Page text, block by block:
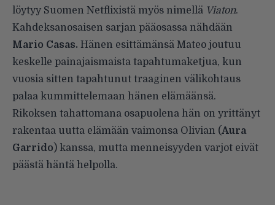
löytyy Suomen Netflixistä myös nimellä Viaton.
Kahdeksanosaisen sarjan pääosassa nähdään
Mario Casas. Hänen esittämänsä Mateo joutuu
keskelle painajaismaista tapahtumaketjua, kun
vuosia sitten tapahtunut traaginen välikohtaus
palaa kummittelemaan hänen elämäänsä.
Rikoksen tahattomana osapuolena hän on yrittänyt
rakentaa uutta elämään vaimonsa Olivian (Aura
Garrido) kanssa, mutta menneisyyden varjot eivät
päästä häntä helpolla.